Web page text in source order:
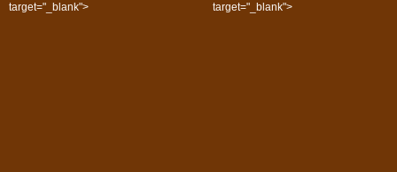
target="_blank">
target="_blank">